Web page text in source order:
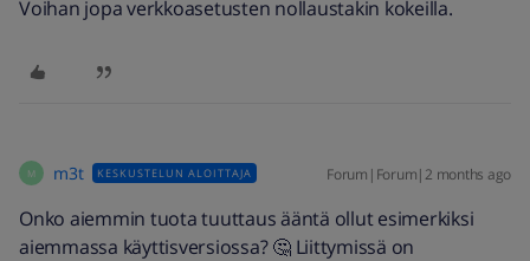
Voihan jopa verkkoasetusten nollaustakin kokeilla.
M m3t KESKUSTELUN ALOITTAJA Forum|Forum|2 months ago
Onko aiemmin tuota tuuttaus ääntä ollut esimerkiksi
aiemmassa käyttisversiossa? 🤔 Liittymissä on